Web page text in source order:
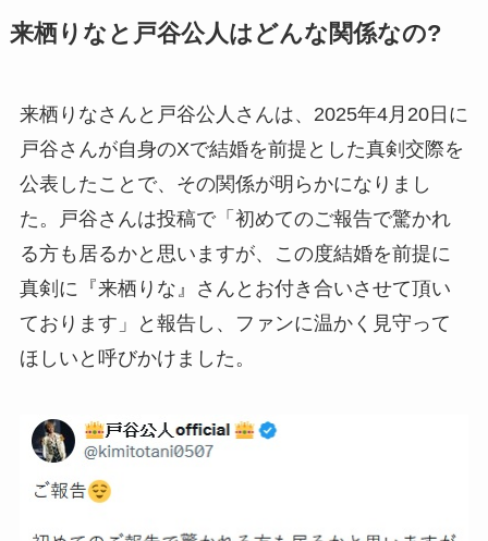
来栖りなと戸谷公人はどんな関係なの?
来栖りなさんと戸谷公人さんは、2025年4月20日に
戸谷さんが自身のXで結婚を前提とした真剣交際を
公表したことで、その関係が明らかになりまし
た。戸谷さんは投稿で「初めてのご報告で驚かれ
る方も居るかと思いますが、この度結婚を前提に
真剣に『来栖りな』さんとお付き合いさせて頂い
ております」と報告し、ファンに温かく見守って
ほしいと呼びかけました。